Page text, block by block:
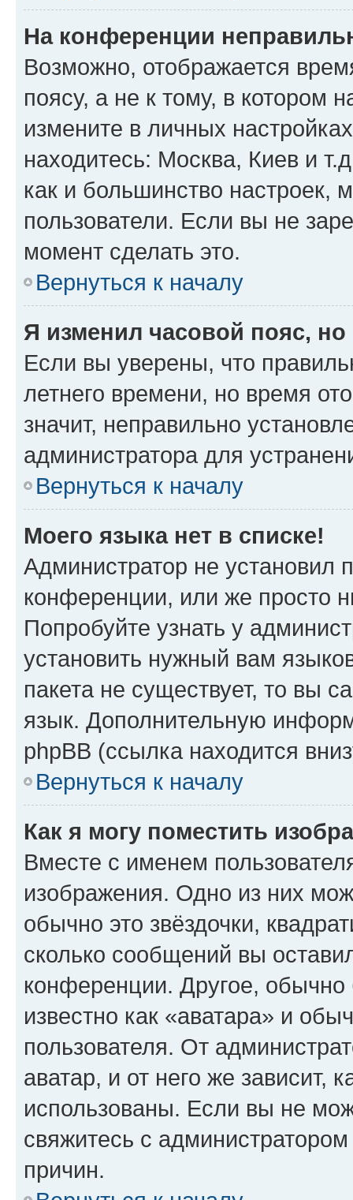
На конференции
Возможно, отображается
поясу, а не к тому, в котором
измените в личных
находитесь: Москва, Киев и
как и большинство настроек,
пользователи. Если вы не
момент сделать это.
Вернуться к началу
Я изменил часовой пояс,
Если вы уверены, что
летнего времени, но время
значит, неправильно
администратора для
Вернуться к началу
Моего языка нет в списке!
Администратор не установил
конференции, или же просто
Попробуйте узнать у
установить нужный вам
пакета не существует, то вы
язык. Дополнительную
phpBB (ссылка находится
Вернуться к началу
Как я могу поместить
Вместе с именем
изображения. Одно из них
обычно это звёздочки,
сколько сообщений вы
конференции. Другое,
известно как «аватара» и
пользователя. От
аватар, и от него же зависит,
использованы. Если вы не
свяжитесь с
причин.